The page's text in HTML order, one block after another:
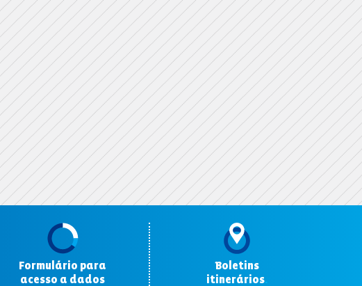
Formulário para
acesso a dados
Boletins
itinerários.